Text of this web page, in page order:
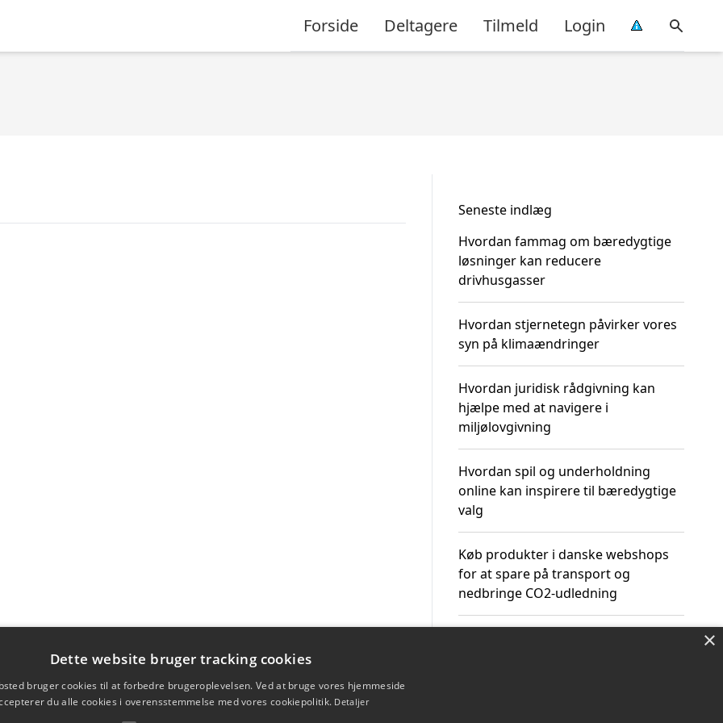
Forside Deltagere Tilmeld Login
Seneste indlæg
Hvordan fammag om bæredygtige
løsninger kan reducere
drivhusgasser
Hvordan stjernetegn påvirker vores
syn på klimaændringer
Hvordan juridisk rådgivning kan
hjælpe med at navigere i
miljølovgivning
Hvordan spil og underholdning
online kan inspirere til bæredygtige
valg
Køb produkter i danske webshops
for at spare på transport og
nedbringe CO2-udledning
×
Dette website bruger tracking cookies
bruger cookies til at forbedre brugeroplevelsen. Ved at bruge vores hjemmeside
du alle cookies i overensstemmelse med vores cookiepolitik. Detaljer